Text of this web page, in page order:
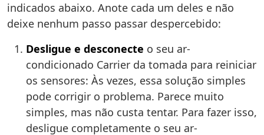
indicados abaixo. Anote cada um deles e não
deixe nenhum passo passar despercebido:
Desligue e desconecte o seu ar-
condicionado Carrier da tomada para reiniciar
os sensores: Às vezes, essa solução simples
pode corrigir o problema. Parece muito
simples, mas não custa tentar. Para fazer isso,
desligue completamente o seu ar-